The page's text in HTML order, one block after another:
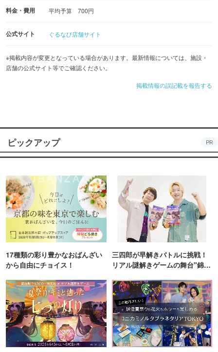
料金・費用 平均予算 700円
公式サイト ぐるなび店舗サイト
※掲載内容が変更となっている場合があります。最新情報については、施設・
店舗の公式サイト等でご確認ください。
掲載情報の誤記載を報告する
ピックアップ PR
17種類の彩り豊かなおばんざい
から自由にチョイス！
三四郎が早解きバトルに挑戦！
リアル謎解きゲームの舞台"錦糸